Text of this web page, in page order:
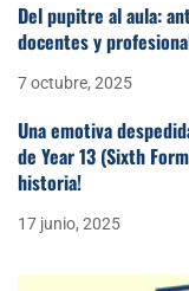
Del pupitre al aula:
docentes y
7 octubre, 2025
Una emotiva
de Year 13 (Sixth
historia!
17 junio, 2025